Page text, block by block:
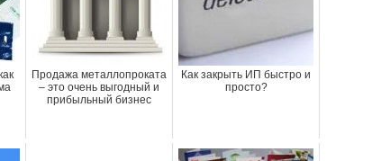
Продажа металлопроката
– это очень выгодный и
прибыльный бизнес
Как закрыть ИП быстро и
просто?